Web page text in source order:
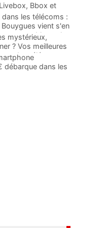
Bbox et
...
les télécoms :
vient s'en
sur les
...
mystérieux,
? Vos meilleures
et des télécoms
débarque dans les